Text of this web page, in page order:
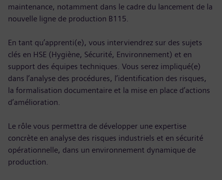
maintenance, notamment dans le cadre du lancement de la
nouvelle ligne de production B115.
En tant qu’apprenti(e), vous interviendrez sur des sujets
clés en HSE (Hygiène, Sécurité, Environnement) et en
support des équipes techniques. Vous serez impliqué(e)
dans l’analyse des procédures, l’identification des risques,
la formalisation documentaire et la mise en place d’actions
d’amélioration.
Le rôle vous permettra de développer une expertise
concrète en analyse des risques industriels et en sécurité
opérationnelle, dans un environnement dynamique de
production.